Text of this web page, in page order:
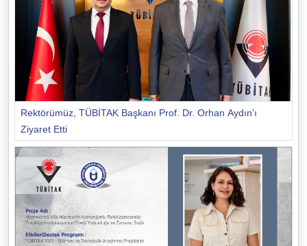
Rektörümüz, TÜBİTAK Başkanı Prof. Dr. Orhan Aydın’ı
Ziyaret Etti